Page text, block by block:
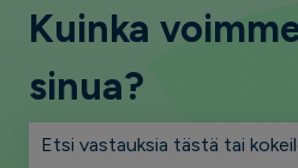
Kuinka
sinua?